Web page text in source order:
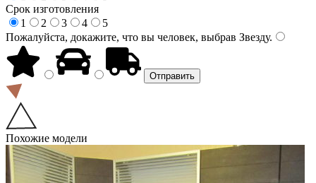
Срок изготовления
1
2 3 4
5
Пожалуйста, докажите, что вы человек, выбрав Звезду.
Похожие модели